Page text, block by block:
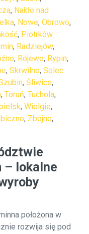
, Nakło nad
, Nowe, Obrowo,
, Piotrków
, Radziejów,
, Rojewo, Rypin,
, Skrwilno, Solec
, Śliwice,
, Toruń, Tuchola,
, Wielgie,
, Zbójno,
– lokalne
położona w
rozwija się pod